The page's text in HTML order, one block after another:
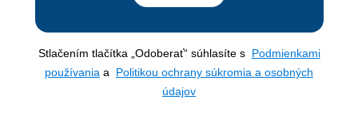
Stlačením tlačítka „Odoberať“ súhlasíte s Podmienkami
používania a Politikou ochrany súkromia a osobných
údajov